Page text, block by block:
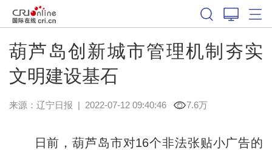
葫芦岛创新城市管理机制夯实
文明建设基石
来源： 辽宁日报 | 2022-07-12 09:40:46 7.6万
日前，葫芦岛市对16个非法张贴小广告的